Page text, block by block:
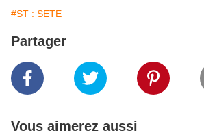
#ST : SETE
Partager
Vous aimerez aussi